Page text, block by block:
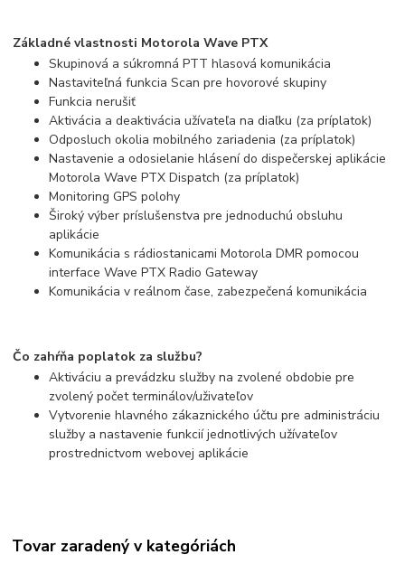
Základné vlastnosti Motorola Wave PTX
Skupinová a súkromná PTT hlasová komunikácia
Nastaviteľná funkcia Scan pre hovorové skupiny
Funkcia nerušiť
Aktivácia a deaktivácia užívateľa na diaľku (za príplatok)
Odposluch okolia mobilného zariadenia (za príplatok)
Nastavenie a odosielanie hlásení do dispečerskej aplikácie
Motorola Wave PTX Dispatch (za príplatok)
Monitoring GPS polohy
Široký výber príslušenstva pre jednoduchú obsluhu
aplikácie
Komunikácia s rádiostanicami Motorola DMR pomocou
interface Wave PTX Radio Gateway
Komunikácia v reálnom čase, zabezpečená komunikácia
Čo zahŕňa poplatok za službu?
Aktiváciu a prevádzku služby na zvolené obdobie pre
zvolený počet terminálov/uživateľov
Vytvorenie hlavného zákaznického účtu pre administráciu
služby a nastavenie funkcií jednotlivých užívateľov
prostrednictvom webovej aplikácie
Tovar zaradený v kategóriách